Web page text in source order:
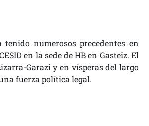
98: EL “PINCHAZO” DE LAS CLOACAS DEL
numerosos precedentes en
en la sede de HB en Gasteiz. El
Garazi y en vísperas del largo
fuerza política legal.